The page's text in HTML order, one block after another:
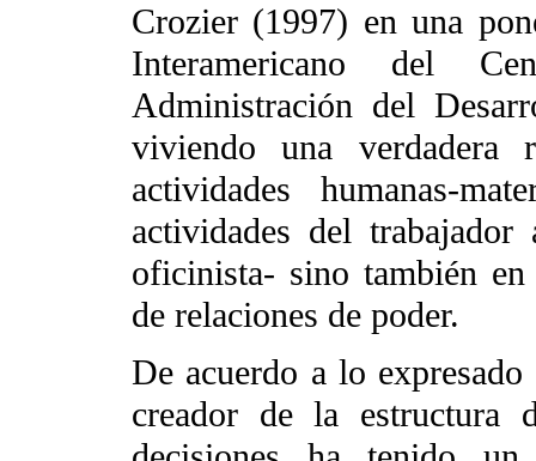
Crozier (1997) en una
Interamericano del
Administración del
viviendo una verdadera
actividades humanas-
actividades del trabajador
oficinista- sino también
de relaciones de poder.
De acuerdo a lo
creador de la estructura